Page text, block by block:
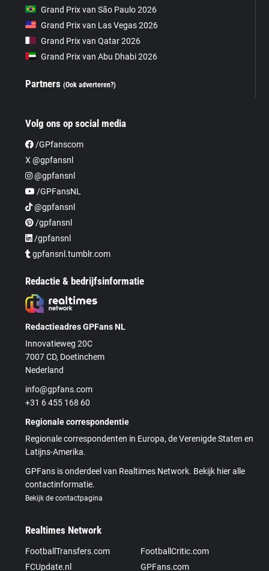
Grand Prix van São Paulo 2026
Grand Prix van Las Vegas 2026
Grand Prix van Qatar 2026
Grand Prix van Abu Dhabi 2026
Partners(Ook adverteren?)
Volg ons op social media
/GPfanscom
X @gpfansnl
@gpfansnl
/GPFansNL
@gpfansnl
/gpfansnl
/gpfansnl
gpfansnl.tumblr.com
Redactie & bedrijfsinformatie
Redactieadres GPFans NL
Innovatieweg 20C
7007 CD, Doetinchem
Nederland
info@gpfans.com
+31 6 455 168 60
Regionale correspondentie
Regionale correspondenten in Europa, de Verenigde Staten en
Latijns-Amerika.
GPFans is onderdeel van Realtimes Network. Bekijk hier alle
contactinformatie.
Bekijk de contactpagina
Realtimes Network
FootballTransfers.com
FootballCritic.com
FCUpdate.nl
GPFans.com